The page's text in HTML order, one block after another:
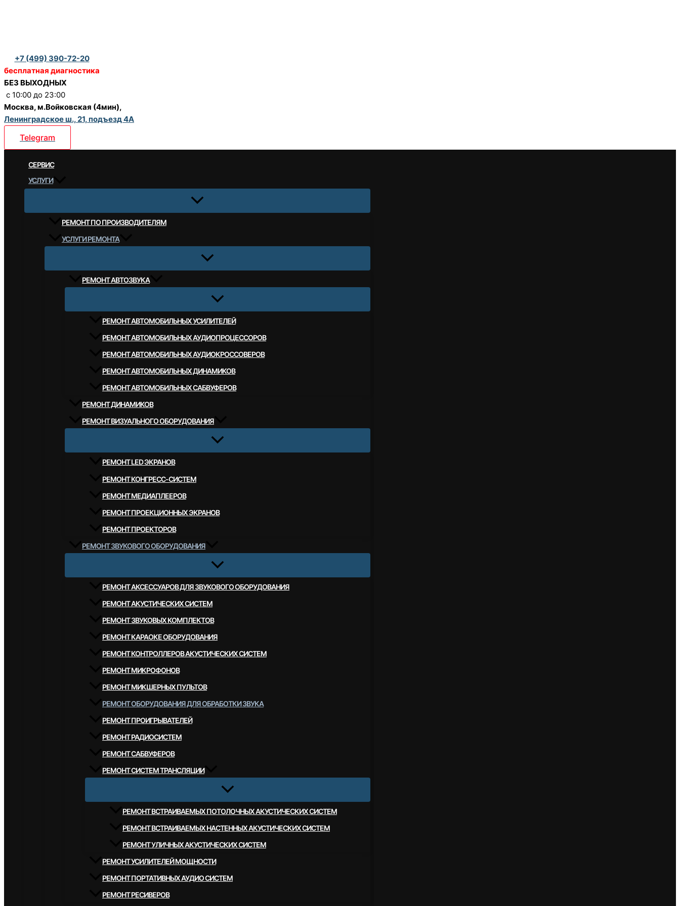
+7 (499) 390-72-20
бесплатная диагностика
БЕЗ ВЫХОДНЫХ
c 10:00 до 23:00
Москва, м.Войковская (4мин),
Ленинградское ш., 21, подъезд 4А
Telegram
CЕРВИС
УСЛУГИ
РЕМОНТ ПО ПРОИЗВОДИТЕЛЯМ
УСЛУГИ РЕМОНТА
РЕМОНТ АВТОЗВУКА
РЕМОНТ АВТОМОБИЛЬНЫХ УСИЛИТЕЛЕЙ
РЕМОНТ АВТОМОБИЛЬНЫХ АУДИОПРОЦЕССОРОВ
РЕМОНТ АВТОМОБИЛЬНЫХ АУДИОКРОССОВЕРОВ
РЕМОНТ АВТОМОБИЛЬНЫХ ДИНАМИКОВ
РЕМОНТ АВТОМОБИЛЬНЫХ САБВУФЕРОВ
РЕМОНТ ДИНАМИКОВ
РЕМОНТ ВИЗУАЛЬНОГО ОБОРУДОВАНИЯ
РЕМОНТ LED ЭКРАНОВ
РЕМОНТ КОНГРЕСС-СИСТЕМ
РЕМОНТ МЕДИАПЛЕЕРОВ
РЕМОНТ ПРОЕКЦИОННЫХ ЭКРАНОВ
РЕМОНТ ПРОЕКТОРОВ
РЕМОНТ ЗВУКОВОГО ОБОРУДОВАНИЯ
РЕМОНТ АКСЕССУАРОВ ДЛЯ ЗВУКОВОГО ОБОРУДОВАНИЯ
РЕМОНТ АКУСТИЧЕСКИХ СИСТЕМ
РЕМОНТ ЗВУКОВЫХ КОМПЛЕКТОВ
РЕМОНТ КАРАОКЕ ОБОРУДОВАНИЯ
РЕМОНТ КОНТРОЛЛЕРОВ АКУСТИЧЕСКИХ СИСТЕМ
РЕМОНТ МИКРОФОНОВ
РЕМОНТ МИКШЕРНЫХ ПУЛЬТОВ
РЕМОНТ ОБОРУДОВАНИЯ ДЛЯ ОБРАБОТКИ ЗВУКА
РЕМОНТ ПРОИГРЫВАТЕЛЕЙ
РЕМОНТ РАДИОСИСТЕМ
РЕМОНТ САБВУФЕРОВ
РЕМОНТ СИСТЕМ ТРАНСЛЯЦИИ
РЕМОНТ ВСТРАИВАЕМЫХ ПОТОЛОЧНЫХ АКУСТИЧЕСКИХ СИСТЕМ
РЕМОНТ ВСТРАИВАЕМЫХ НАСТЕННЫХ АКУСТИЧЕСКИХ СИСТЕМ
РЕМОНТ УЛИЧНЫХ АКУСТИЧЕСКИХ СИСТЕМ
РЕМОНТ УСИЛИТЕЛЕЙ МОЩНОСТИ
РЕМОНТ ПОРТАТИВНЫХ АУДИО СИСТЕМ
РЕМОНТ РЕСИВЕРОВ